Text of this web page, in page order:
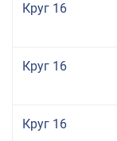
Круг 16
Круг 16
Круг 16